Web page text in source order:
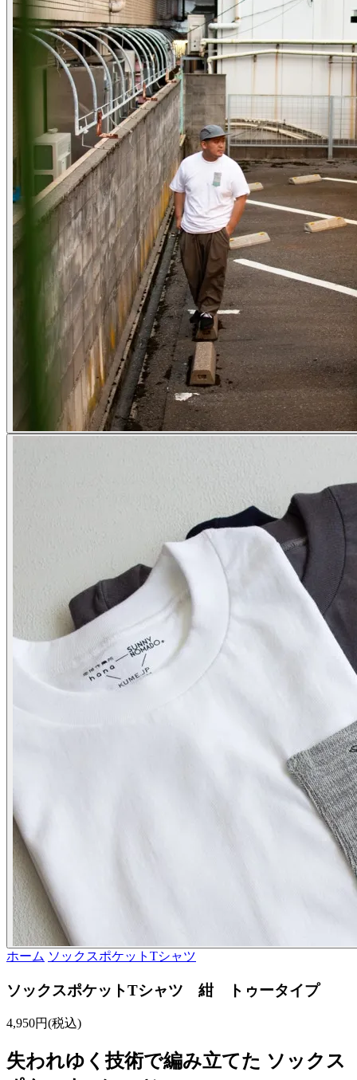
ホーム ソックスポケットTシャツ
ソックスポケットTシャツ 紺 トゥータイプ
4,950円(税込)
失われゆく技術で編み立てた ソックス